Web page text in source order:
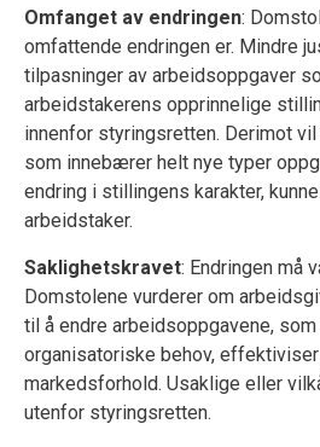
Omfanget av endringen:
omfattende endringen er. Mindre
tilpasninger av arbeidsoppgaver
arbeidstakerens opprinnelige
innenfor styringsretten. Derimot
som innebærer helt nye typer
endring i stillingens karakter,
arbeidstaker.
Saklighetskravet: Endringen må
Domstolene vurderer om
til å endre arbeidsoppgavene,
organisatoriske behov,
markedsforhold. Usaklige eller
utenfor styringsretten.